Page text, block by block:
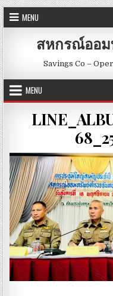
Skip to content
MENU
สหกรณ์ออม
Savings Co –
MENU